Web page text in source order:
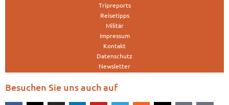
Tripreports
Reisetipps
Militär
Impressum
Kontakt
Datenschutz
Newsletter
Besuchen Sie uns auch auf